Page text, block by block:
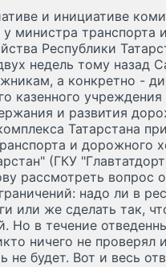
и инициативе
министра транспорта и
Республики
недель тому назад
а конкретно -
казенного
и развития
Татарстана при
и дорожного
(ГКУ
рассмотреть вопрос
надо ли в
или же сделать так,
Но в течение
ничего не проверял
не будет. Вот и весь